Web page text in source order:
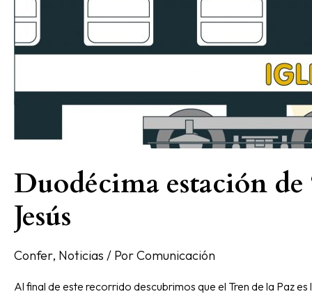
Duodécima estación de
Jesús
Confer, Noticias / PorComunicación
Al final de este recorrido descubrimos que el Tren de la Paz